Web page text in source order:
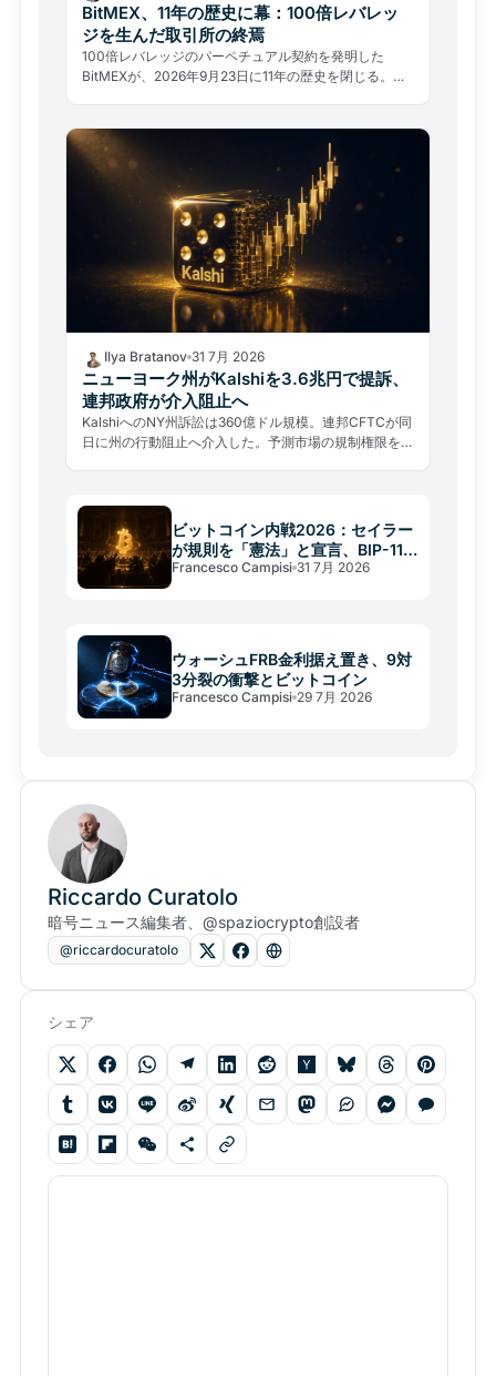
BitMEX、11年の歴史に幕：100倍レバレッ
ジを生んだ取引所の終焉
100倍レバレッジのパーペチュアル契約を発明した
BitMEXが、2026年9月23日に11年の歴史を閉じる。ハ
Ilya Bratanov 31 7月 2026
ニューヨーク州がKalshiを3.6兆円で提訴、
連邦政府が介入阻止へ
KalshiへのNY州訴訟は360億ドル規模。連邦CFTCが同
日に州の行動阻止へ介入した。予測市場の規制権限をめ
ビットコイン内戦2026：セイラー
が規則を「憲法」と宣言、BIP-110
が焦点
Francesco Campisi 31 7月 2026
ウォーシュFRB金利据え置き、9対
3分裂の衝撃とビットコイン
Francesco Campisi 29 7月 2026
Riccardo Curatolo
暗号ニュース編集者、@spaziocrypto創設者
@riccardocuratolo
シェア